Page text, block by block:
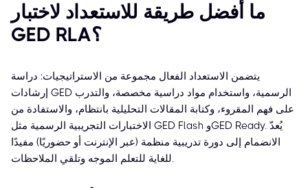
ما أفضل طريقة للاستعداد لاختبار
GED RLA؟
يتضمن الاستعداد الفعال مجموعة من الاستراتيجيات: دراسة
إرشادات GED الرسمية، واستخدام مواد دراسية مخصصة، والتدرب
على فهم المقروء، وكتابة المقالات التحليلية بانتظام، والاستفادة من
الاختبارات التجريبية الرسمية مثل GED Flash وGED Ready. يُعدّ
الانضمام إلى دورة تدريبية منظمة (عبر الإنترنت أو حضوريًا) مفيدًا
للغاية للتعلم الموجه وتلقي الملاحظات.